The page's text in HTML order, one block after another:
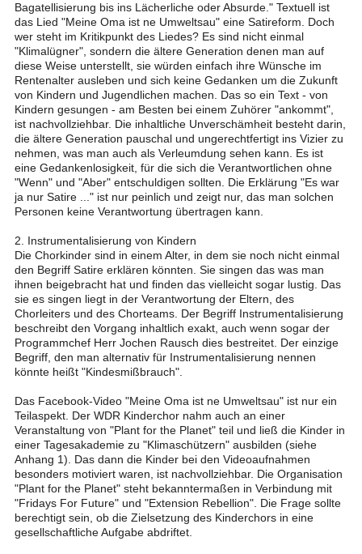
Bagatellisierung bis ins Lächerliche oder Absurde." Textuell ist
das Lied "Meine Oma ist ne Umweltsau" eine Satireform. Doch
wer steht im Kritikpunkt des Liedes? Es sind nicht einmal
"Klimalügner", sondern die ältere Generation denen man auf
diese Weise unterstellt, sie würden einfach ihre Wünsche im
Rentenalter ausleben und sich keine Gedanken um die Zukunft
von Kindern und Jugendlichen machen. Das so ein Text - von
Kindern gesungen - am Besten bei einem Zuhörer "ankommt",
ist nachvollziehbar. Die inhaltliche Unverschämheit besteht darin,
die ältere Generation pauschal und ungerechtfertigt ins Vizier zu
nehmen, was man auch als Verleumdung sehen kann. Es ist
eine Gedankenlosigkeit, für die sich die Verantwortlichen ohne
"Wenn" und "Aber" entschuldigen sollten. Die Erklärung "Es war
ja nur Satire ..." ist nur peinlich und zeigt nur, das man solchen
Personen keine Verantwortung übertragen kann.
2. Instrumentalisierung von Kindern
Die Chorkinder sind in einem Alter, in dem sie noch nicht einmal
den Begriff Satire erklären könnten. Sie singen das was man
ihnen beigebracht hat und finden das vielleicht sogar lustig. Das
sie es singen liegt in der Verantwortung der Eltern, des
Chorleiters und des Chorteams. Der Begriff Instrumentalisierung
beschreibt den Vorgang inhaltlich exakt, auch wenn sogar der
Programmchef Herr Jochen Rausch dies bestreitet. Der einzige
Begriff, den man alternativ für Instrumentalisierung nennen
könnte heißt "Kindesmißbrauch".
Das Facebook-Video "Meine Oma ist ne Umweltsau" ist nur ein
Teilaspekt. Der WDR Kinderchor nahm auch an einer
Veranstaltung von "Plant for the Planet" teil und ließ die Kinder in
einer Tagesakademie zu "Klimaschützern" ausbilden (siehe
Anhang 1). Das dann die Kinder bei den Videoaufnahmen
besonders motiviert waren, ist nachvollziehbar. Die Organisation
"Plant for the Planet" steht bekanntermaßen in Verbindung mit
"Fridays For Future" und "Extension Rebellion". Die Frage sollte
berechtigt sein, ob die Zielsetzung des Kinderchors in eine
gesellschaftliche Aufgabe abdriftet.